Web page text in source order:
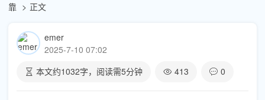
靠
正文
emer
2025-7-10 07:02
本文约1032字，阅读需5分钟 413 0